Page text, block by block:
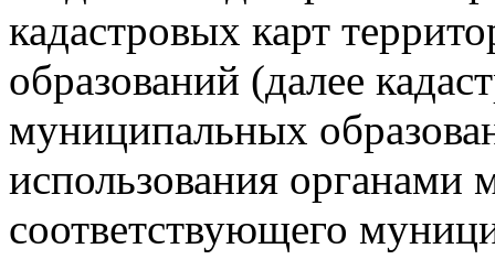
кадастровых карт
образований (далее
муниципальных
использования органами
соответствующего